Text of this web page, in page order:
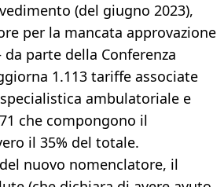
(del giugno 2023),
per la mancata approvazione
da parte della Conferenza
1.113 tariffe associate
ambulatoriale e
che compongono il
il 35% del totale.
nuovo nomenclatore, il